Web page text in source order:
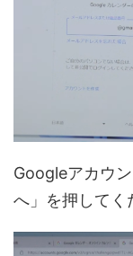
Googleアカウ
へ」を押してく